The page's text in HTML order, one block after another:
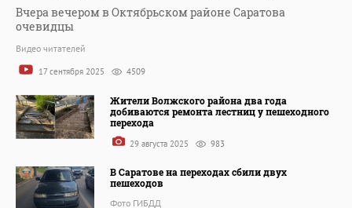
Вчера вечером в Октябрьском районе Саратова
очевидцы
Видео читателей
17 сентября 2025 4509
Жители Волжского района два года
добиваются ремонта лестниц у пешеходного
перехода
29 августа 2025 983
В Саратове на переходах сбили двух
пешеходов
Фото ГИБДД